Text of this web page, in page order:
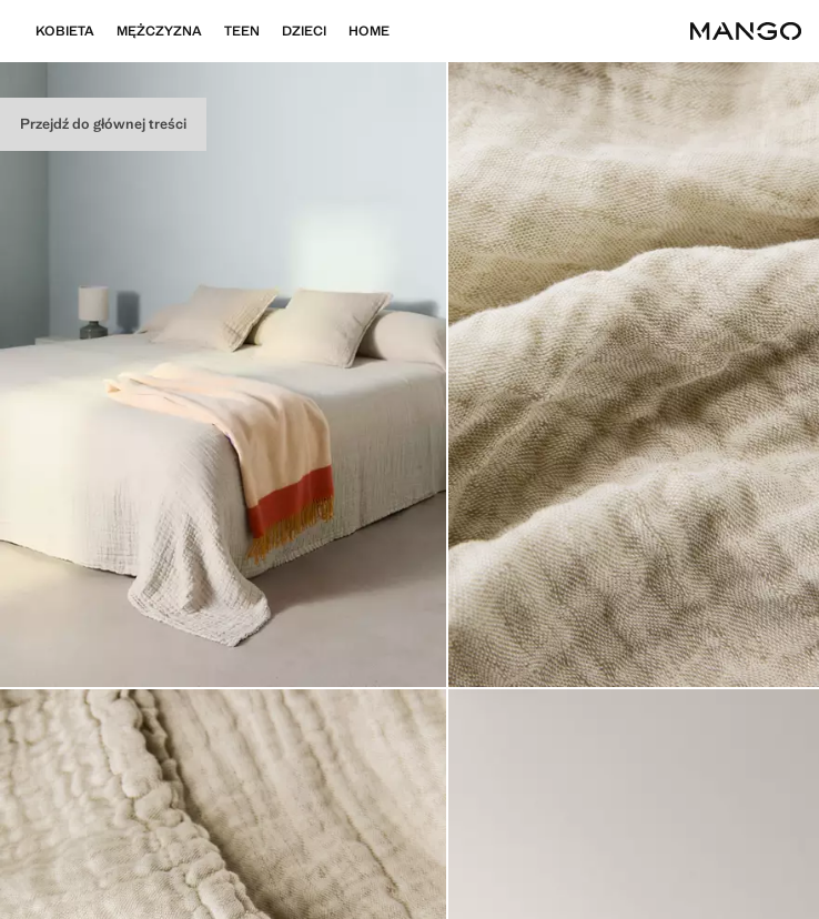
Przejdź do głównej treści
KOBIETA MĘŻCZYZNA TEEN DZIECI HOME